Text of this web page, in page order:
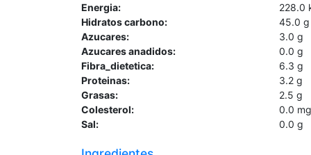
Energia: 228.0
Hidratos carbono:
45.0 g
Azucares:
3.0 g
Azucares anadidos:
0.0 g
Fibra_dietetica:
6.3 g
Proteinas:
3.2 g
Grasas:
2.5 g
Colesterol:
0.0 mg
Sal:
0.0 g